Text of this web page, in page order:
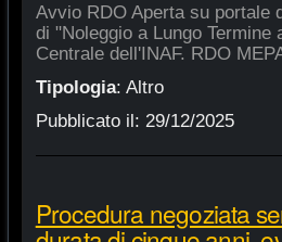
Avvio RDO Aperta su portale
di "Noleggio a Lungo
Centrale dell'INAF. RDO
Tipologia: Altro
Pubblicato il: 29/12/2025
Procedura negoziata